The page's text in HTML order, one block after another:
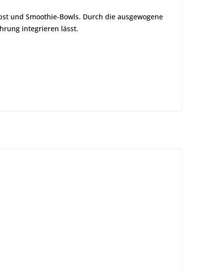
und Smoothie-Bowls. Durch die ausgewogene
integrieren lässt.